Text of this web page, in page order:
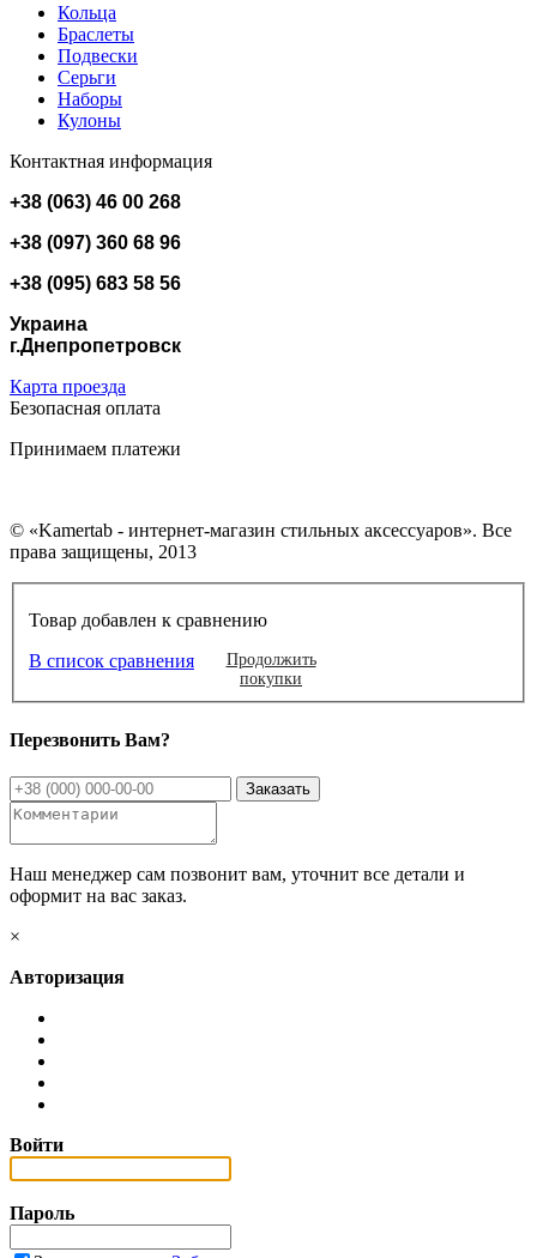
Кольца
Браслеты
Подвески
Серьги
Наборы
Кулоны
Контактная информация
+38 (063) 46 00 268
+38 (097) 360 68 96
+38 (095) 683 58 56
Украина
г.Днепропетровск
Карта проезда
Безопасная оплата
Принимаем платежи
© «Kamertab - интернет-магазин стильных аксессуаров». Все
права защищены, 2013
Товар добавлен к сравнению
В список сравнения
Продолжить
покупки
Перезвонить Вам?
Наш менеджер сам позвонит вам, уточнит все детали и
оформит на вас заказ.
×
Авторизация
Войти
Пароль